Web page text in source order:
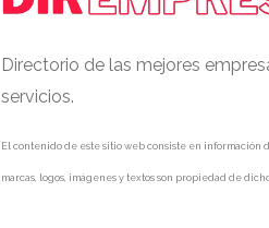
Directorio de las mejores
servicios.
El contenido de este sitio web consiste en información
marcas, logos, imágenes y textos son propiedad de